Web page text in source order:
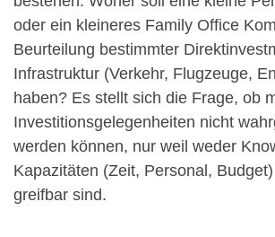
oder ein kleineres Family Office
Beurteilung bestimmter
Infrastruktur (Verkehr, Flugzeuge,
haben? Es stellt sich die Frage, ob
Investitionsgelegenheiten nicht
werden können, nur weil weder
Kapazitäten (Zeit, Personal,
greifbar sind.